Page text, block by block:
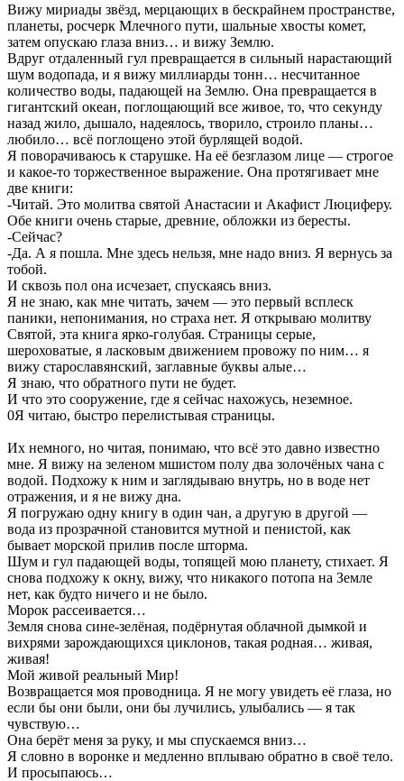
Вижу мириады звёзд, мерцающих в бескрайнем пространстве,
планеты, росчерк Млечного пути, шальные хвосты комет,
затем опускаю глаза вниз… и вижу Землю.
Вдруг отдаленный гул превращается в сильный нарастающий
шум водопада, и я вижу миллиарды тонн… несчитанное
количество воды, падающей на Землю. Она превращается в
гигантский океан, поглощающий все живое, то, что секунду
назад жило, дышало, надеялось, творило, строило планы…
любило… всё поглощено этой бурлящей водой.
Я поворачиваюсь к старушке. На её безглазом лице — строгое
и какое-то торжественное выражение. Она протягивает мне
две книги:
-Читай. Это молитва святой Анастасии и Акафист Люциферу.
Обе книги очень старые, древние, обложки из бересты.
-Сейчас?
-Да. А я пошла. Мне здесь нельзя, мне надо вниз. Я вернусь за
тобой.
И сквозь пол она исчезает, спускаясь вниз.
Я не знаю, как мне читать, зачем — это первый всплеск
паники, непонимания, но страха нет. Я открываю молитву
Святой, эта книга ярко-голубая. Страницы серые,
шероховатые, я ласковым движением провожу по ним… я
вижу старославянский, заглавные буквы алые…
Я знаю, что обратного пути не будет.
И что это сооружение, где я сейчас нахожусь, неземное.
0Я читаю, быстро перелистывая страницы.
Их немного, но читая, понимаю, что всё это давно известно
мне. Я вижу на зеленом мшистом полу два золочёных чана с
водой. Подхожу к ним и заглядываю внутрь, но в воде нет
отражения, и я не вижу дна.
Я погружаю одну книгу в один чан, а другую в другой —
вода из прозрачной становится мутной и пенистой, как
бывает морской прилив после шторма.
Шум и гул падающей воды, топящей мою планету, стихает. Я
снова подхожу к окну, вижу, что никакого потопа на Земле
нет, как будто ничего и не было.
Морок рассеивается…
Земля снова сине-зелёная, подёрнутая облачной дымкой и
вихрями зарождающихся циклонов, такая родная… живая,
живая!
Мой живой реальный Мир!
Возвращается моя проводница. Я не могу увидеть её глаза, но
если бы они были, они бы лучились, улыбались — я так
чувствую…
Она берёт меня за руку, и мы спускаемся вниз…
Я словно в воронке и медленно вплываю обратно в своё тело.
И просыпаюсь…